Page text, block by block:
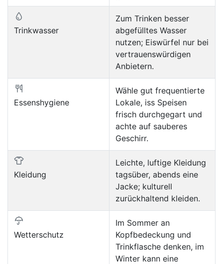
Trinkwasser
Zum Trinken besser
abgefülltes Wasser
nutzen; Eiswürfel nur bei
vertrauenswürdigen
Anbietern.
Essenshygiene
Wähle gut frequentierte
Lokale, iss Speisen
frisch durchgegart und
achte auf sauberes
Geschirr.
Kleidung
Leichte, luftige Kleidung
tagsüber, abends eine
Jacke; kulturell
zurückhaltend kleiden.
Wetterschutz
Im Sommer an
Kopfbedeckung und
Trinkflasche denken, im
Winter kann eine